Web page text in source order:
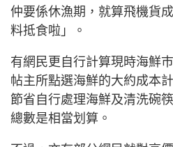
仲要係休漁期，就算飛機貨
料抵食啦」。
有網民更自行計算現時海鮮
帖主所點選海鮮的大約成本
節省自行處理海鮮及清洗碗
總數是相當划算。